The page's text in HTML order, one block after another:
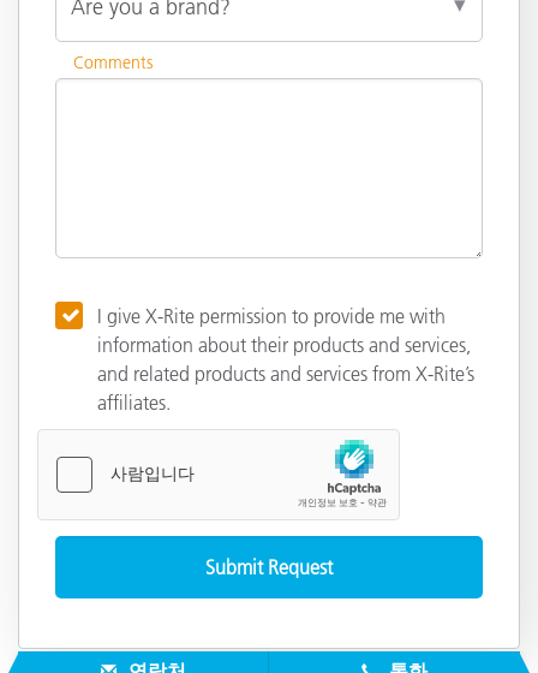
Comments
I give X-Rite permission to provide me with
information about their products and services,
and related products and services from X-Rite’s
affiliates.